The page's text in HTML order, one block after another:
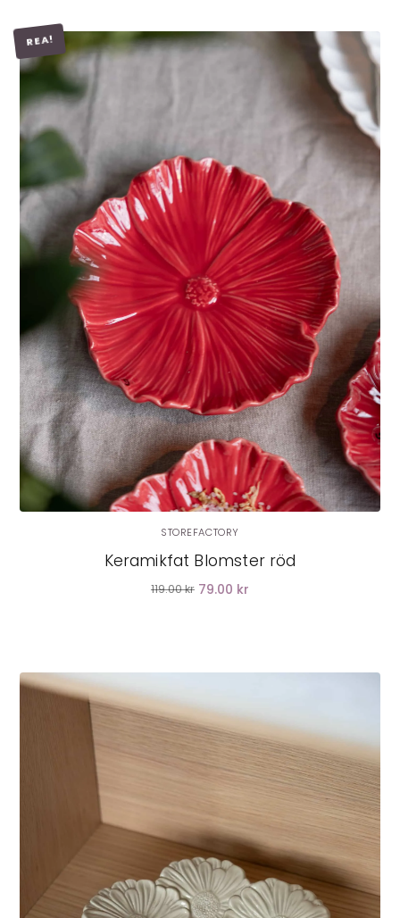
REA!
LÄGG I VARUKORG
STOREFACTORY
Keramikfat Blomster röd
119.00 kr 79.00 kr